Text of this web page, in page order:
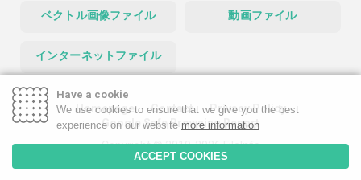
ベクトル画像ファイル 動画ファイル
インターネットファイル
Homepage Contact
Privacy Policy
Google Safe Browsing Report
Copyright © 2019-2026 FileInfo
Have a cookie
We use cookies to ensure that we give you the best
experience on our website more information
ACCEPT COOKIES